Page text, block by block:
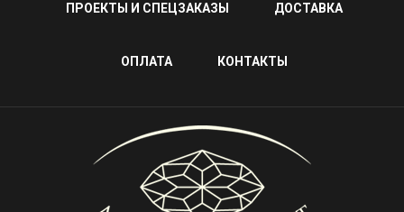
ПРОЕКТЫ И СПЕЦЗАКАЗЫ ДОСТАВКА
ОПЛАТА КОНТАКТЫ